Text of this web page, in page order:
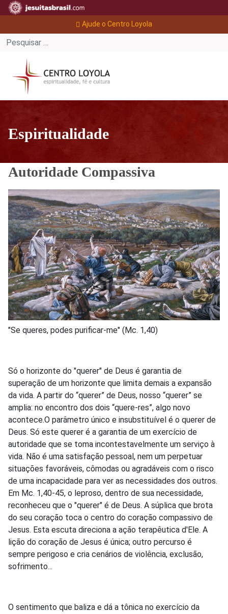
Ajude o Centro Loyola
Espiritualidade
Autoridade Compassiva
"Se queres, podes purificar-me" (Mc. 1,40)
Só o horizonte do "querer" de Deus é garantia de
superação de um horizonte que limita demais a expansão
da vida. A partir do “querer” de Deus, nosso “querer” se
amplia: no encontro dos dois “quere-res”, algo novo
acontece.O parâmetro único e insubstituível é o querer de
Deus. Só este querer é a garantia de um exercício de
autoridade que se toma incontestavelmente um serviço à
vida. Não é uma satisfação pessoal, nem um perpetuar
situações favoráveis, cômodas ou agradáveis com o risco
de uma incapacidade para ver as necessidades dos outros.
Em Mc. 1,40-45, o leproso, dentro de sua necessidade,
reconheceu que o "querer" é de Deus. A súplica que brota
do seu coração toca o centro do coração compassivo de
Jesus. Esta escuta direciona a ação terapêutica d'Ele. A
lição do coração de Jesus é única; outro percurso é
sempre perigoso e cria cenários de violência, exclusão,
sofrimento...
O sentimento que baliza e dá a tônica no exercício da